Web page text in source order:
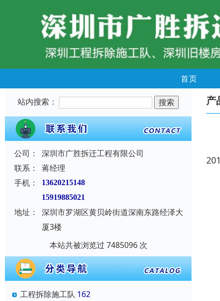
首页
站内搜索：
公司：
深圳市广胜拆迁工程有限公司
联系：
蒋经理
手机：
13620215148
15919885021
地址：
深圳市罗湖区黄贝岭街道深南东路经泽大
厦3楼
本站共被浏览过 7485096 次
工程拆除施工队 162
产